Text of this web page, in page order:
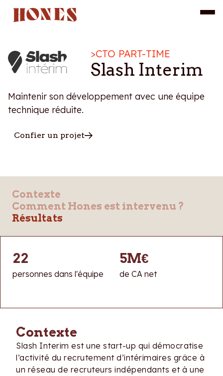
>CTO PART-TIME
Slash Interim
Maintenir son développement avec une équipe
technique réduite.
Confier un projet
Contexte
Comment Hones est intervenu ?
Résultats
22
personnes dans l'équipe
5M€
de CA net
Contexte
Slash Interim est une start-up qui démocratise
l’activité du recrutement d’intérimaires grâce à
un réseau de recruteurs indépendants et à une